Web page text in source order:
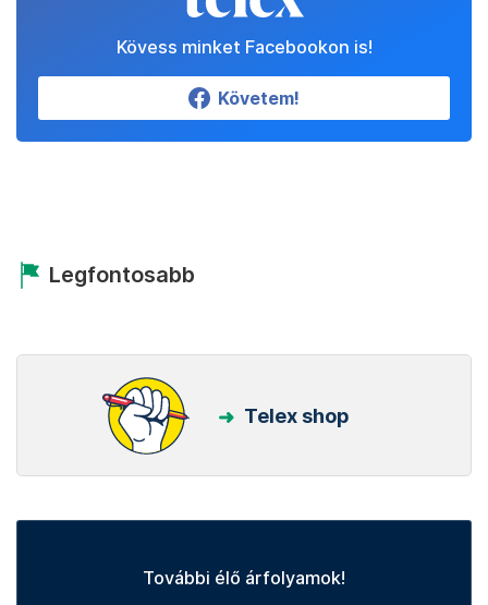
Kövess minket Facebookon is!
Követem!
Legfontosabb
Telex shop
További élő árfolyamok!